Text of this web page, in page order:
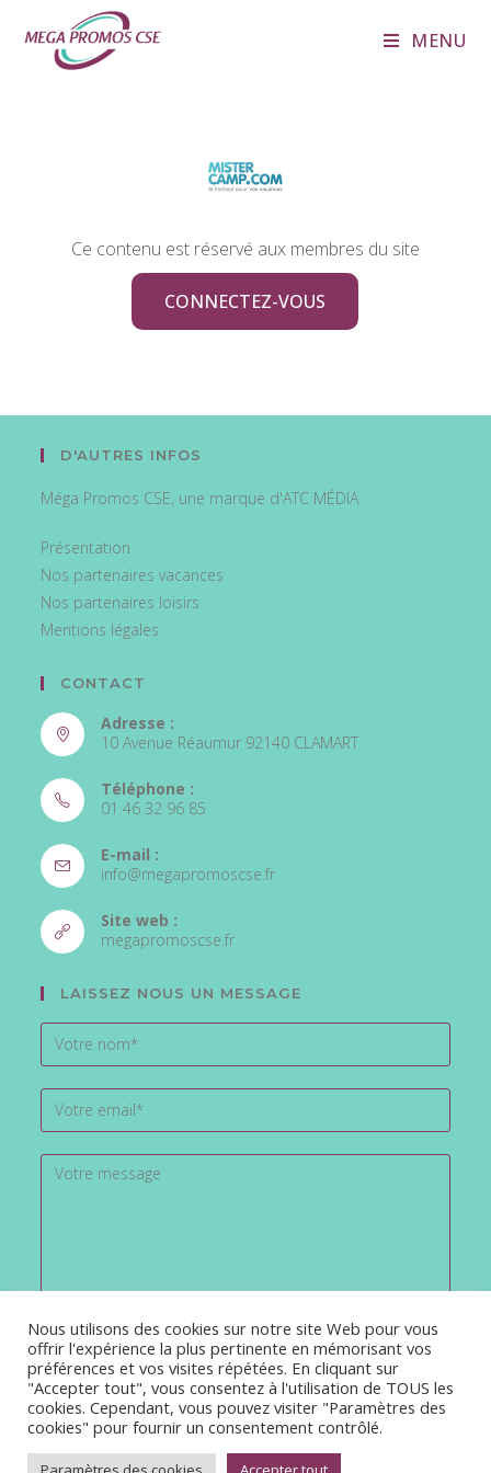
MENU
Ce contenu est réservé aux membres du site
CONNECTEZ-VOUS
D'AUTRES INFOS
Méga Promos CSE, une marque d'ATC MÉDIA
Présentation
Nos partenaires vacances
Nos partenaires loisirs
Mentions légales
CONTACT
Adresse :
10 Avenue Réaumur 92140 CLAMART
Téléphone :
01 46 32 96 85
E-mail :
info@megapromoscse.fr
Site web :
megapromoscse.fr
LAISSEZ NOUS UN MESSAGE
Nous utilisons des cookies sur notre site Web pour vous
offrir l'expérience la plus pertinente en mémorisant vos
préférences et vos visites répétées. En cliquant sur
"Accepter tout", vous consentez à l'utilisation de TOUS les
cookies. Cependant, vous pouvez visiter "Paramètres des
cookies" pour fournir un consentement contrôlé.